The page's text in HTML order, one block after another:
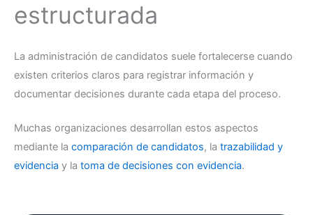
estructurada
La administración de candidatos suele fortalecerse cuando
existen criterios claros para registrar información y
documentar decisiones durante cada etapa del proceso.
Muchas organizaciones desarrollan estos aspectos
mediante la comparación de candidatos, la trazabilidad y
evidencia y la toma de decisiones con evidencia.